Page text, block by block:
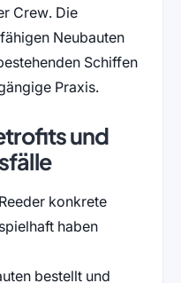
Crew. Die
Neubauten
Schiffen
Praxis.
und
konkrete
haben
bestellt und